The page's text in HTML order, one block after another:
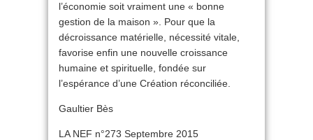
l’économie soit vraiment une « bonne
gestion de la maison ». Pour que la
décroissance matérielle, nécessité vitale,
favorise enfin une nouvelle croissance
humaine et spirituelle, fondée sur
l’espérance d’une Création réconciliée.
Gaultier Bès
LA NEF n°273 Septembre 2015